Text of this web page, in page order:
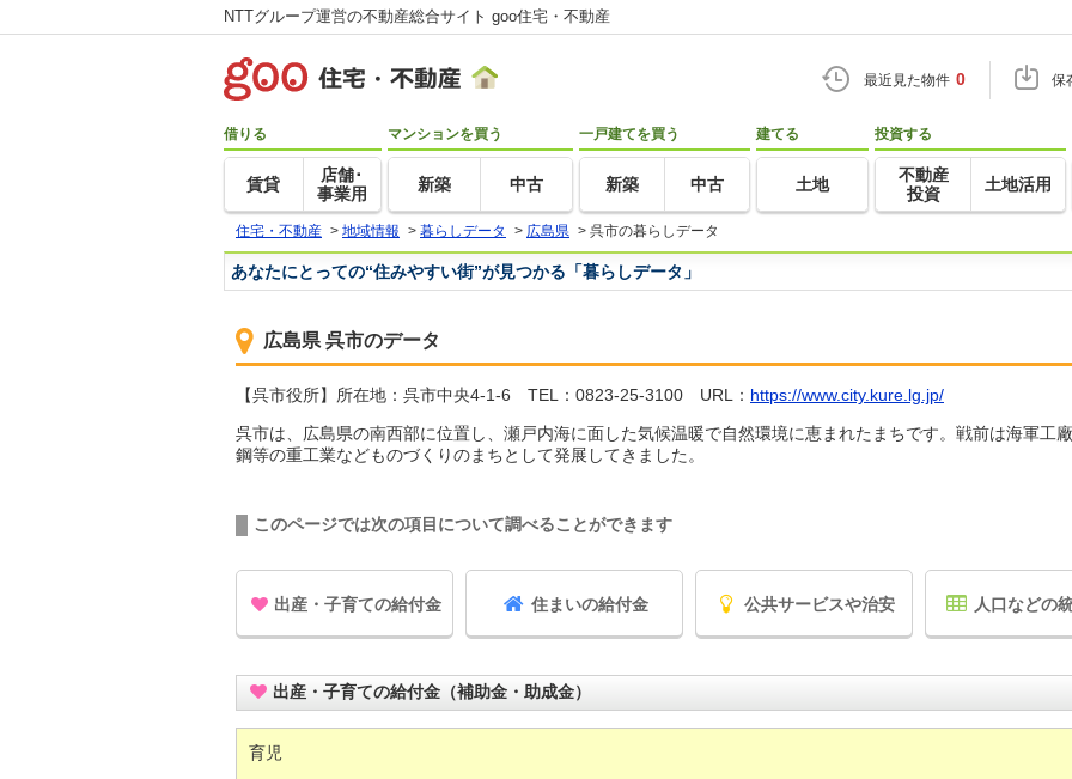
NTTグループ運営の不動産総合サイト goo住宅・不動産
最近見た物件 0 保
借りる
賃貸
店舗･
事業用
マンションを買う
新築 中古
一戸建てを買う
新築 中古
建てる
土地
投資する
不動産
投資
土地活用
住宅・不動産 > 地域情報 > 暮らしデータ > 広島県 > 呉市の暮らしデータ
あなたにとっての“住みやすい街”が見つかる「暮らしデータ」
広島県 呉市のデータ
【呉市役所】所在地：呉市中央4-1-6 TEL：0823-25-3100 URL： https://www.city.kure.lg.jp/
呉市は、広島県の南西部に位置し、瀬戸内海に面した気候温暖で自然環境に恵まれたまちです。戦前は海軍工
鋼等の重工業などものづくりのまちとして発展してきました。
このページでは次の項目について調べることができます
出産・子育ての給付金 住まいの給付金 公共サービスや治安 人口などの
出産・子育ての給付金（補助金・助成金）
育児